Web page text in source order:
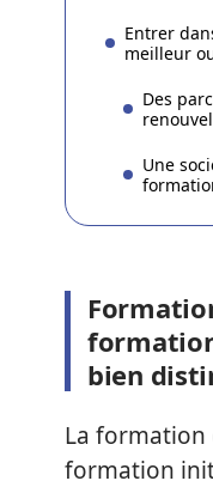
Entrer
meilleur
Des
Une
bien
La formation
formation